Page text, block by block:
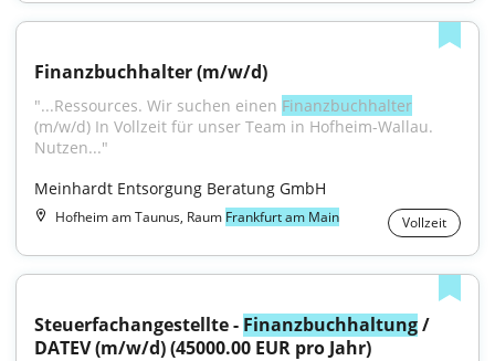
Finanzbuchhalter (m/w/d)
"...Ressources. Wir suchen einen Finanzbuchhalter
(m/w/d) In Vollzeit für unser Team in Hofheim-Wallau.
Nutzen..."
Meinhardt Entsorgung Beratung GmbH
Hofheim am Taunus, Raum Frankfurt am Main Vollzeit
Steuerfachangestellte - Finanzbuchhaltung /
DATEV (m/w/d) (45000.00 EUR pro Jahr)